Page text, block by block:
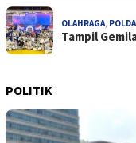
OLAHRAGA,
Tampil
POLITIK